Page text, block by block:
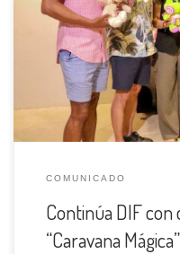
escuelas y personas
donaciones, para llevar
vulnerables como parte
magos. La […]
COMUNICADO
Continúa DIF
“Caravana Mágica”